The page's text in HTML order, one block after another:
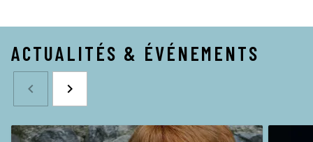
ACTUALITÉS & ÉVÉNEMENTS
navigate_before navigate_next